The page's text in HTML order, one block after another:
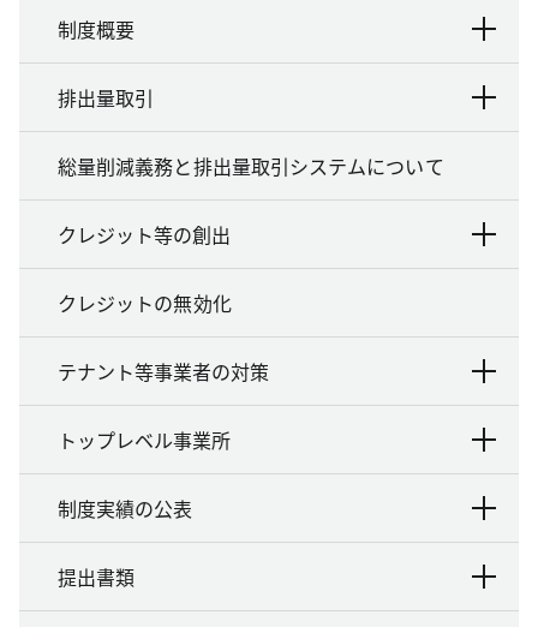
制度概要
排出量取引
総量削減義務と排出量取引システムについて
クレジット等の創出
クレジットの無効化
テナント等事業者の対策
トップレベル事業所
制度実績の公表
提出書類